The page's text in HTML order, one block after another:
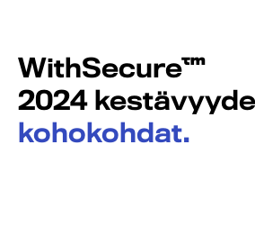
WithSecure™
2024
kohokohdat.